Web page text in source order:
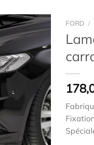
Ajouter
FORD /